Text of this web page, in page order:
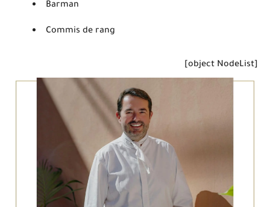
Barman
Commis de rang
[object NodeList]